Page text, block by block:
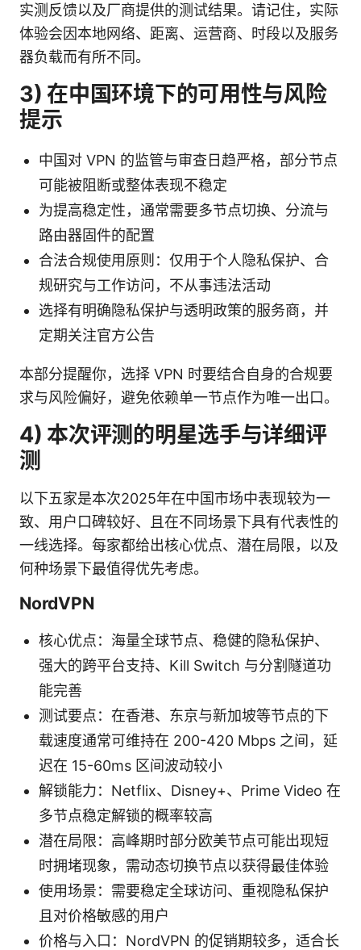
实测反馈以及厂商提供的测试结果。请记住，实际
体验会因本地网络、距离、运营商、时段以及服务
器负载而有所不同。
3) 在中国环境下的可用性与风险
提示
中国对 VPN 的监管与审查日趋严格，部分节点
可能被阻断或整体表现不稳定
为提高稳定性，通常需要多节点切换、分流与
路由器固件的配置
合法合规使用原则：仅用于个人隐私保护、合
规研究与工作访问，不从事违法活动
选择有明确隐私保护与透明政策的服务商，并
定期关注官方公告
本部分提醒你，选择 VPN 时要结合自身的合规要
求与风险偏好，避免依赖单一节点作为唯一出口。
4) 本次评测的明星选手与详细评
测
以下五家是本次2025年在中国市场中表现较为一
致、用户口碑较好、且在不同场景下具有代表性的
一线选择。每家都给出核心优点、潜在局限，以及
何种场景下最值得优先考虑。
NordVPN
核心优点：海量全球节点、稳健的隐私保护、
强大的跨平台支持、Kill Switch 与分割隧道功
能完善
测试要点：在香港、东京与新加坡等节点的下
载速度通常可维持在 200-420 Mbps 之间，延
迟在 15-60ms 区间波动较小
解锁能力：Netflix、Disney+、Prime Video 在
多节点稳定解锁的概率较高
潜在局限：高峰期时部分欧美节点可能出现短
时拥堵现象，需动态切换节点以获得最佳体验
使用场景：需要稳定全球访问、重视隐私保护
且对价格敏感的用户
价格与入口：NordVPN 的促销期较多，适合长